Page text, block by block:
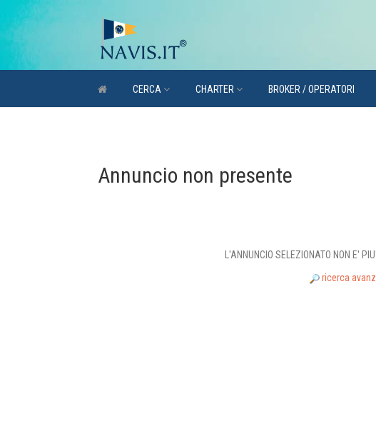
CERCA CHARTER BROKER / OPERATORI
Annuncio non presente
L'ANNUNCIO SELEZIONATO NON E'
ricerca